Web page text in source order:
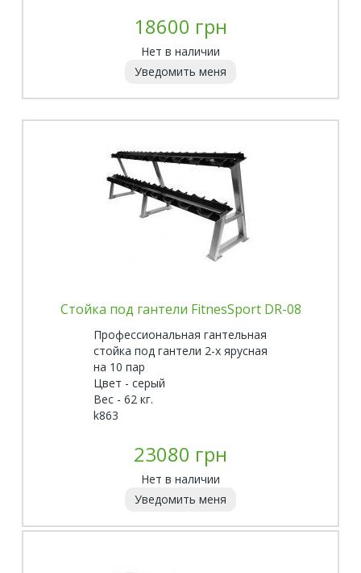
18600 грн
Нет в наличии
Уведомить меня
Стойка под гантели FitnesSport DR-08
Профессиональная гантельная
стойка под гантели 2-х ярусная
на 10 пар
Цвет - серый
Вес - 62 кг.
k863
23080 грн
Нет в наличии
Уведомить меня